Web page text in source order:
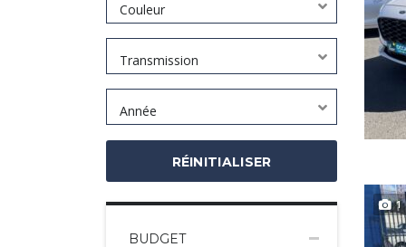
Couleur
Transmission
Année
RÉINITIALISER
BUDGET
1